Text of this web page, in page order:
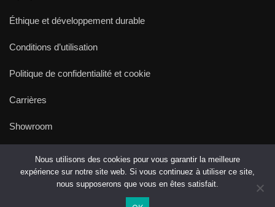
Éthique et développement durable
Conditions d’utilisation
Politique de confidentialité et cookie
Carrières
Showroom
© Copyright On aura tout vu 2021 - 2022
Nous utilisons des cookies pour vous garantir la meilleure
expérience sur notre site web. Si vous continuez à utiliser ce site,
nous supposerons que vous en êtes satisfait.